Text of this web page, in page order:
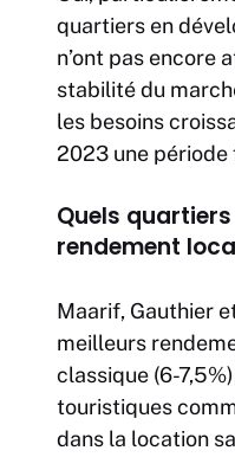
quartiers en
n’ont pas encore
stabilité du
les besoins
2023 une
Quels
rendement
Maarif, Gauthier
meilleurs
classique (6-
touristiques
dans la location